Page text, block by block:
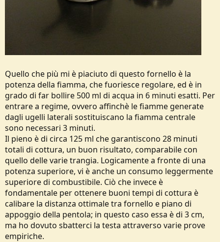
Quello che più mi è piaciuto di questo fornello è la
potenza della fiamma, che fuoriesce regolare, ed è in
grado di far bollire 500 ml di acqua in 6 minuti esatti. Per
entrare a regime, ovvero affinchè le fiamme generate
dagli ugelli laterali sostituiscano la fiamma centrale
sono necessari 3 minuti.
Il pieno è di circa 125 ml che garantiscono 28 minuti
totali di cottura, un buon risultato, comparabile con
quello delle varie trangia. Logicamente a fronte di una
potenza superiore, vi è anche un consumo leggermente
superiore di combustibile. Ciò che invece è
fondamentale per ottenere buoni tempi di cottura è
calibare la distanza ottimale tra fornello e piano di
appoggio della pentola; in questo caso essa è di 3 cm,
ma ho dovuto sbatterci la testa attraverso varie prove
empiriche.